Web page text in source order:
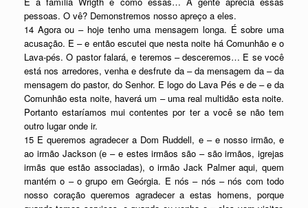
pessoas. O vê? Demonstremos nosso apreço a eles.
14 Agora ou – hoje tenho uma mensagem longa. É sobre uma
acusação. E – e então escutei que nesta noite há Comunhão e o
Lava-pés. O pastor falará, e teremos – desceremos… E se você
está nos arredores, venha e desfrute da – da mensagem da – da
mensagem do pastor, do Senhor. E logo do Lava Pés e de – e da
Comunhão esta noite, haverá um – uma real multidão esta noite.
Portanto estaríamos mui contentes por ter a você se não tem
outro lugar onde ir.
15 E queremos agradecer a Dom Ruddell, e – e nosso irmão, e
ao irmão Jackson (e – e estes irmãos são – são irmãos, igrejas
irmãs que estão associadas), o irmão Jack Palmer aqui, quem
mantém o – o grupo em Geórgia. E nós – nós – nós com todo
nosso coração queremos agradecer a estas homens, porque